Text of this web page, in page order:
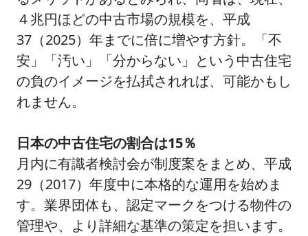
４兆円ほどの中古市場の規模を、平成
37（2025）年までに倍に増やす方針。「不
安」「汚い」「分からない」という中古住宅
の負のイメージを払拭されれば、可能かもし
れません。
日本の中古住宅の割合は15％
月内に有識者検討会が制度案をまとめ、平成
29（2017）年度中に本格的な運用を始めま
す。業界団体も、認定マークをつける物件の
管理や、より詳細な基準の策定を担います。